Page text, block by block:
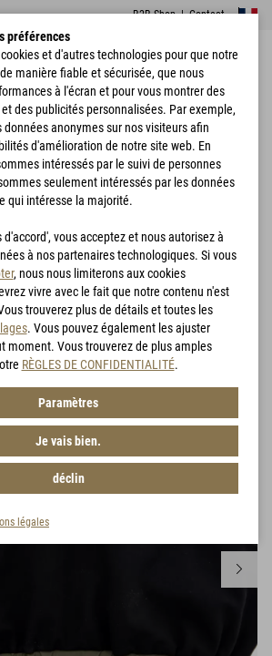
B2B Shop|Contact
de pluie PRG 2.0 Trousers
préférences
et d'autres technologies pour que notre
manière fiable et sécurisée, que nous
à l'écran et pour vous montrer des
des publicités personnalisées. Par exemple,
anonymes sur nos visiteurs afin
d'amélioration de notre site web. En
intéressés par le suivi de personnes
seulement intéressés par les données
qui intéresse la majorité.
d'accord', vous acceptez et nous autorisez à
à nos partenaires technologiques. Si vous
, nous nous limiterons aux cookies
vivre avec le fait que notre contenu n'est
trouverez plus de détails et toutes les
. Vous pouvez également les ajuster
moment. Vous trouverez de plus amples
RÈGLES DE CONFIDENTIALITÉ.
Paramètres
Je vais bien.
déclin
légales